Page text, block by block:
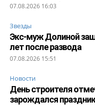
07.08.2026 16:03
Звезды
Экс-муж Долиной
лет после развода
07.08.2026 15:51
Новости
День строителя
зарождался праздник